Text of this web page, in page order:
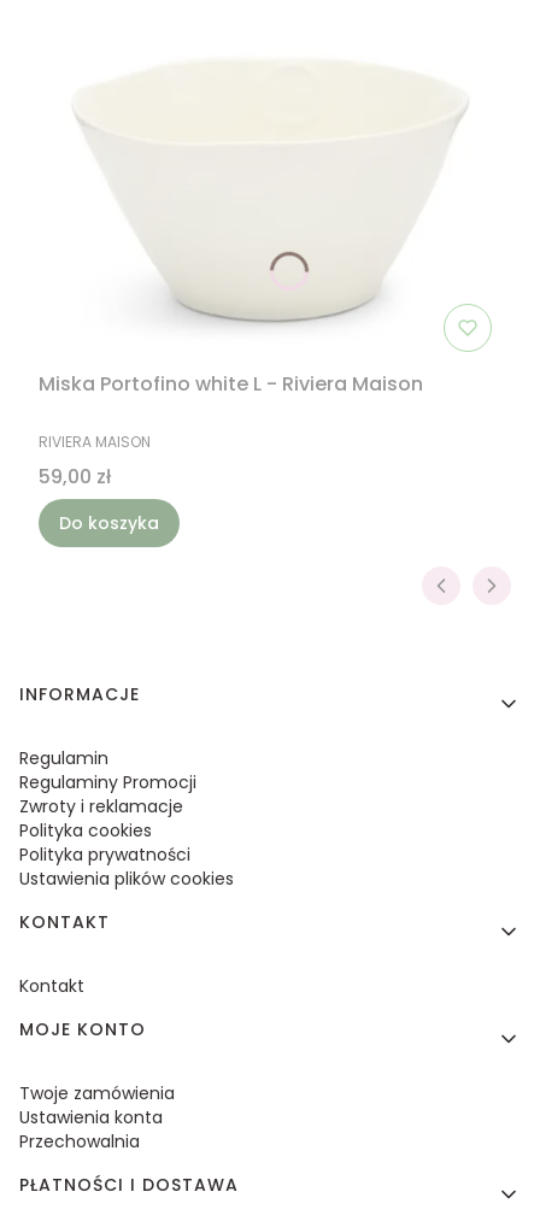
Miska Portofino white L - Riviera Maison
PRODUCENT
RIVIERA MAISON
Cena
59,00 zł
Do koszyka
Linki w stopce
INFORMACJE
Regulamin
Regulaminy Promocji
Zwroty i reklamacje
Polityka cookies
Polityka prywatności
Ustawienia plików cookies
KONTAKT
Kontakt
MOJE KONTO
Twoje zamówienia
Ustawienia konta
Przechowalnia
PŁATNOŚCI I DOSTAWA